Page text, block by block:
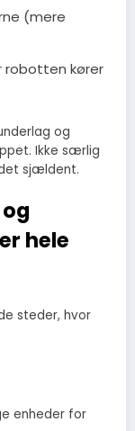
(mere
robotten kører
og
Ikke særlig
sjældent.
hele
steder, hvor
enheder for